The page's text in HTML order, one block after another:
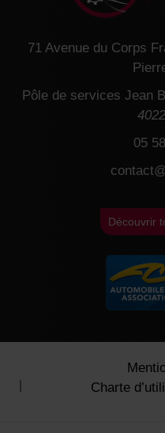
71 Avenue du Corps
Pôle de services Jean
05
Découvrir
Charte